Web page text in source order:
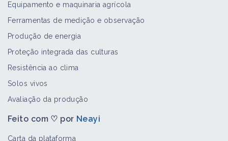
Equipamento e maquinaria agrícola
Ferramentas de medição e observação
Produção de energia
Proteção integrada das culturas
Resistência ao clima
Solos vivos
Avaliação da produção
Feito com ♡ por Neayi
Carta da plataforma